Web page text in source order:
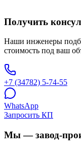
Получить
Наши инженеры
стоимость под ваш
+7 (34782) 5-74-55
WhatsApp
Запросить КП
Мы — завод-